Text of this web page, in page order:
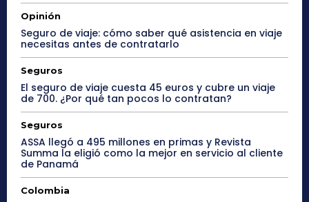
Opinión
Seguro de viaje: cómo saber qué asistencia en viaje
necesitas antes de contratarlo
Seguros
El seguro de viaje cuesta 45 euros y cubre un viaje
de 700. ¿Por qué tan pocos lo contratan?
Seguros
ASSA llegó a 495 millones en primas y Revista
Summa la eligió como la mejor en servicio al cliente
de Panamá
Colombia